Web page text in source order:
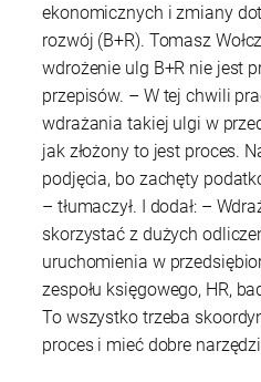
ekonomicznych i zmiany
rozwój (B+R). Tomasz
wdrożenie ulg B+R nie jest
przepisów. – W tej chwili
wdrażania takiej ulgi w
jak złożony to jest proces.
podjęcia, bo zachęty
– tłumaczył. I dodał: –
skorzystać z dużych
uruchomienia w
zespołu księgowego, HR,
To wszystko trzeba
proces i mieć dobre